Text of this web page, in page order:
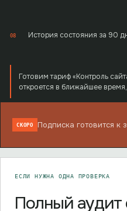
08 История состояния за 90
Готовим тариф «Контроль
откроется в ближайшее
СКОРО Подписка готовится к
ЕСЛИ НУЖНА ОДНА ПРОВЕРКА
Полный аудит